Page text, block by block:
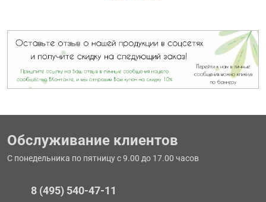
Обслуживание клиентов
С понедельника по пятницу с 9.00 до 17.00 часов
8 (495) 540-47-11